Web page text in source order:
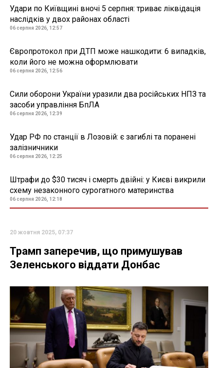
Удари по Київщині вночі 5 серпня: триває ліквідація
наслідків у двох районах області
06 серпня 2026, 12:57
Європротокол при ДТП може нашкодити: 6 випадків,
коли його не можна оформлювати
06 серпня 2026, 12:56
Сили оборони України уразили два російських НПЗ та
засоби управління БпЛА
06 серпня 2026, 12:39
Удар РФ по станції в Лозовій: є загиблі та поранені
залізничники
06 серпня 2026, 12:25
Штрафи до $30 тисяч і смерть двійні: у Києві викрили
схему незаконного сурогатного материнства
06 серпня 2026, 12:18
20 жовтня 2025, 07:37
Трамп заперечив, що примушував
Зеленського віддати Донбас